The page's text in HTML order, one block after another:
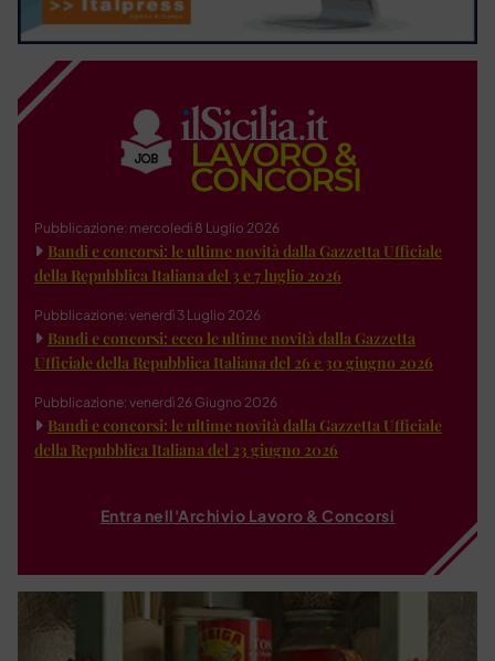
Pubblicazione: mercoledì 8 Luglio 2026
Bandi e concorsi: le ultime novità dalla Gazzetta Ufficiale
della Repubblica Italiana del 3 e 7 luglio 2026
Pubblicazione: venerdì 3 Luglio 2026
Bandi e concorsi: ecco le ultime novità dalla Gazzetta
Ufficiale della Repubblica Italiana del 26 e 30 giugno 2026
Pubblicazione: venerdì 26 Giugno 2026
Bandi e concorsi: le ultime novità dalla Gazzetta Ufficiale
della Repubblica Italiana del 23 giugno 2026
Entra nell'Archivio Lavoro & Concorsi